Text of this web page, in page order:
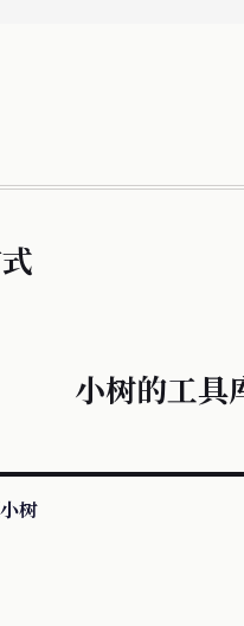
小树的工具
树